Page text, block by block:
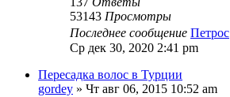
53143 Просмотры
Последнее сообщение Петрос
Ср дек 30, 2020 2:41 pm
Пересадка волос в Турции
gordey » Чт авг 06, 2015 10:52 am